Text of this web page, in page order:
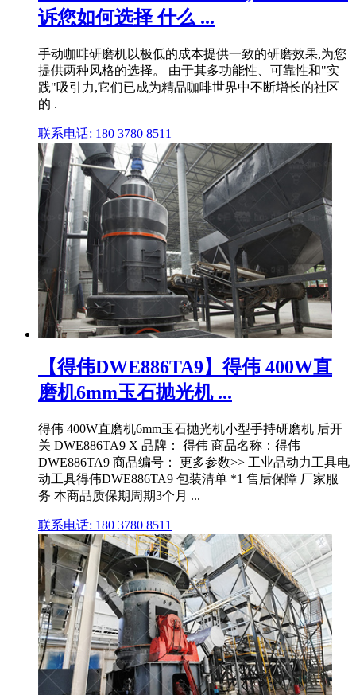
诉您如何选择 什么 ...
手动咖啡研磨机以极低的成本提供一致的研磨效果,为您
提供两种风格的选择。 由于其多功能性、可靠性和"实
践"吸引力,它们已成为精品咖啡世界中不断增长的社区
的 .
联系电话: 180 3780 8511
【得伟DWE886TA9】得伟 400W直
磨机6mm玉石抛光机 ...
得伟 400W直磨机6mm玉石抛光机小型手持研磨机 后开
关 DWE886TA9 X 品牌： 得伟 商品名称：得伟
DWE886TA9 商品编号： 更多参数>> 工业品动力工具电
动工具得伟DWE886TA9 包装清单 *1 售后保障 厂家服
务 本商品质保期周期3个月 ...
联系电话: 180 3780 8511